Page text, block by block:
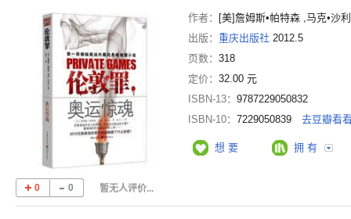
作者：
[美]詹姆斯•帕特森 ,马克•沙
出版： 重庆出版社 2012.5
页数： 318
定价： 32.00 元
ISBN-13： 9787229050832
ISBN-10： 7229050839 去豆瓣看
想 要 拥 有
0 0 暂无人评价...